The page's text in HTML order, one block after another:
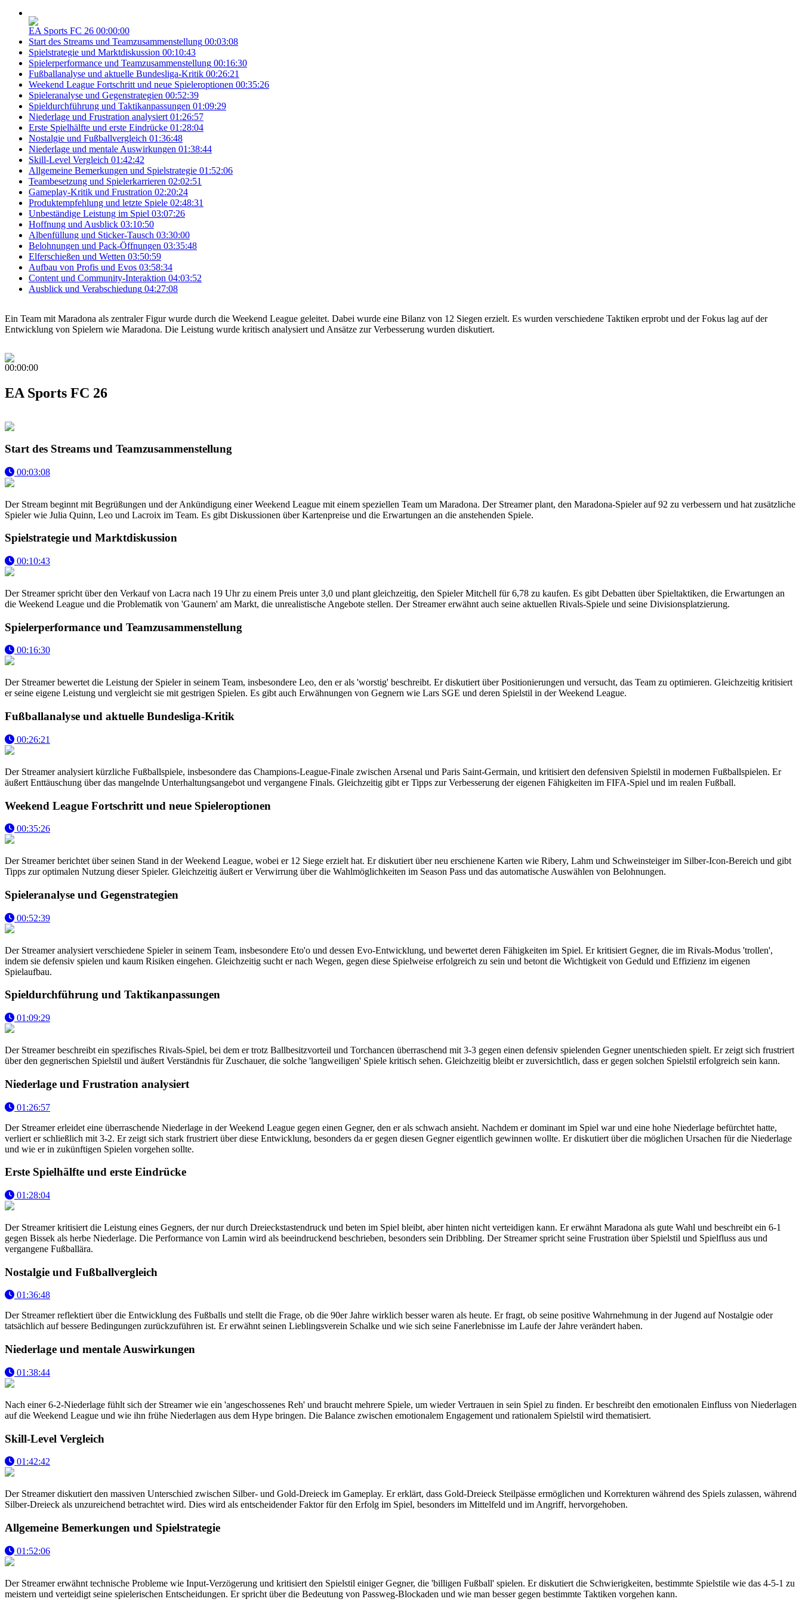
EA Sports FC 26 00:00:00
Start des Streams und Teamzusammenstellung 00:03:08
Spielstrategie und Marktdiskussion 00:10:43
Spielerperformance und Teamzusammenstellung 00:16:30
Fußballanalyse und aktuelle Bundesliga-Kritik 00:26:21
Weekend League Fortschritt und neue Spieleroptionen 00:35:26
Spieleranalyse und Gegenstrategien 00:52:39
Spieldurchführung und Taktikanpassungen 01:09:29
Niederlage und Frustration analysiert 01:26:57
Erste Spielhälfte und erste Eindrücke 01:28:04
Nostalgie und Fußballvergleich 01:36:48
Niederlage und mentale Auswirkungen 01:38:44
Skill-Level Vergleich 01:42:42
Allgemeine Bemerkungen und Spielstrategie 01:52:06
Teambesetzung und Spielerkarrieren 02:02:51
Gameplay-Kritik und Frustration 02:20:24
Produktempfehlung und letzte Spiele 02:48:31
Unbeständige Leistung im Spiel 03:07:26
Hoffnung und Ausblick 03:10:50
Albenfüllung und Sticker-Tausch 03:30:00
Belohnungen und Pack-Öffnungen 03:35:48
Elferschießen und Wetten 03:50:59
Aufbau von Profis und Evos 03:58:34
Content und Community-Interaktion 04:03:52
Ausblick und Verabschiedung 04:27:08
Ein Team mit Maradona als zentraler Figur wurde durch die Weekend League geleitet. Dabei wurde eine Bilanz von 12 Siegen erzielt. Es wurden verschiedene Taktiken erprobt und der Fokus lag auf der
Entwicklung von Spielern wie Maradona. Die Leistung wurde kritisch analysiert und Ansätze zur Verbesserung wurden diskutiert.
00:00:00
EA Sports FC 26
Start des Streams und Teamzusammenstellung
00:03:08
Der Stream beginnt mit Begrüßungen und der Ankündigung einer Weekend League mit einem speziellen Team um Maradona. Der Streamer plant, den Maradona-Spieler auf 92 zu verbessern und hat zusätzliche
Spieler wie Julia Quinn, Leo und Lacroix im Team. Es gibt Diskussionen über Kartenpreise und die Erwartungen an die anstehenden Spiele.
Spielstrategie und Marktdiskussion
00:10:43
Der Streamer spricht über den Verkauf von Lacra nach 19 Uhr zu einem Preis unter 3,0 und plant gleichzeitig, den Spieler Mitchell für 6,78 zu kaufen. Es gibt Debatten über Spieltaktiken, die Erwartungen an
die Weekend League und die Problematik von 'Gaunern' am Markt, die unrealistische Angebote stellen. Der Streamer erwähnt auch seine aktuellen Rivals-Spiele und seine Divisionsplatzierung.
Spielerperformance und Teamzusammenstellung
00:16:30
Der Streamer bewertet die Leistung der Spieler in seinem Team, insbesondere Leo, den er als 'worstig' beschreibt. Er diskutiert über Positionierungen und versucht, das Team zu optimieren. Gleichzeitig kritisiert
er seine eigene Leistung und vergleicht sie mit gestrigen Spielen. Es gibt auch Erwähnungen von Gegnern wie Lars SGE und deren Spielstil in der Weekend League.
Fußballanalyse und aktuelle Bundesliga-Kritik
00:26:21
Der Streamer analysiert kürzliche Fußballspiele, insbesondere das Champions-League-Finale zwischen Arsenal und Paris Saint-Germain, und kritisiert den defensiven Spielstil in modernen Fußballspielen. Er
äußert Enttäuschung über das mangelnde Unterhaltungsangebot und vergangene Finals. Gleichzeitig gibt er Tipps zur Verbesserung der eigenen Fähigkeiten im FIFA-Spiel und im realen Fußball.
Weekend League Fortschritt und neue Spieleroptionen
00:35:26
Der Streamer berichtet über seinen Stand in der Weekend League, wobei er 12 Siege erzielt hat. Er diskutiert über neu erschienene Karten wie Ribery, Lahm und Schweinsteiger im Silber-Icon-Bereich und gibt
Tipps zur optimalen Nutzung dieser Spieler. Gleichzeitig äußert er Verwirrung über die Wahlmöglichkeiten im Season Pass und das automatische Auswählen von Belohnungen.
Spieleranalyse und Gegenstrategien
00:52:39
Der Streamer analysiert verschiedene Spieler in seinem Team, insbesondere Eto'o und dessen Evo-Entwicklung, und bewertet deren Fähigkeiten im Spiel. Er kritisiert Gegner, die im Rivals-Modus 'trollen',
indem sie defensiv spielen und kaum Risiken eingehen. Gleichzeitig sucht er nach Wegen, gegen diese Spielweise erfolgreich zu sein und betont die Wichtigkeit von Geduld und Effizienz im eigenen
Spielaufbau.
Spieldurchführung und Taktikanpassungen
01:09:29
Der Streamer beschreibt ein spezifisches Rivals-Spiel, bei dem er trotz Ballbesitzvorteil und Torchancen überraschend mit 3-3 gegen einen defensiv spielenden Gegner unentschieden spielt. Er zeigt sich frustriert
über den gegnerischen Spielstil und äußert Verständnis für Zuschauer, die solche 'langweiligen' Spiele kritisch sehen. Gleichzeitig bleibt er zuversichtlich, dass er gegen solchen Spielstil erfolgreich sein kann.
Niederlage und Frustration analysiert
01:26:57
Der Streamer erleidet eine überraschende Niederlage in der Weekend League gegen einen Gegner, den er als schwach ansieht. Nachdem er dominant im Spiel war und eine hohe Niederlage befürchtet hatte,
verliert er schließlich mit 3-2. Er zeigt sich stark frustriert über diese Entwicklung, besonders da er gegen diesen Gegner eigentlich gewinnen wollte. Er diskutiert über die möglichen Ursachen für die Niederlage
und wie er in zukünftigen Spielen vorgehen sollte.
Erste Spielhälfte und erste Eindrücke
01:28:04
Der Streamer kritisiert die Leistung eines Gegners, der nur durch Dreieckstastendruck und beten im Spiel bleibt, aber hinten nicht verteidigen kann. Er erwähnt Maradona als gute Wahl und beschreibt ein 6-1
gegen Bissek als herbe Niederlage. Die Performance von Lamin wird als beeindruckend beschrieben, besonders sein Dribbling. Der Streamer spricht seine Frustration über Spielstil und Spielfluss aus und
vergangene Fußballära.
Nostalgie und Fußballvergleich
01:36:48
Der Streamer reflektiert über die Entwicklung des Fußballs und stellt die Frage, ob die 90er Jahre wirklich besser waren als heute. Er fragt, ob seine positive Wahrnehmung in der Jugend auf Nostalgie oder
tatsächlich auf bessere Bedingungen zurückzuführen ist. Er erwähnt seinen Lieblingsverein Schalke und wie sich seine Fanerlebnisse im Laufe der Jahre verändert haben.
Niederlage und mentale Auswirkungen
01:38:44
Nach einer 6-2-Niederlage fühlt sich der Streamer wie ein 'angeschossenes Reh' und braucht mehrere Spiele, um wieder Vertrauen in sein Spiel zu finden. Er beschreibt den emotionalen Einfluss von Niederlagen
auf die Weekend League und wie ihn frühe Niederlagen aus dem Hype bringen. Die Balance zwischen emotionalem Engagement und rationalem Spielstil wird thematisiert.
Skill-Level Vergleich
01:42:42
Der Streamer diskutiert den massiven Unterschied zwischen Silber- und Gold-Dreieck im Gameplay. Er erklärt, dass Gold-Dreieck Steilpässe ermöglichen und Korrekturen während des Spiels zulassen, während
Silber-Dreieck als unzureichend betrachtet wird. Dies wird als entscheidender Faktor für den Erfolg im Spiel, besonders im Mittelfeld und im Angriff, hervorgehoben.
Allgemeine Bemerkungen und Spielstrategie
01:52:06
Der Streamer erwähnt technische Probleme wie Input-Verzögerung und kritisiert den Spielstil einiger Gegner, die 'billigen Fußball' spielen. Er diskutiert die Schwierigkeiten, bestimmte Spielstile wie das 4-5-1 zu
meistern und verteidigt seine spielerischen Entscheidungen. Er spricht über die Bedeutung von Passweg-Blockaden und wie man besser gegen bestimmte Taktiken vorgehen kann.